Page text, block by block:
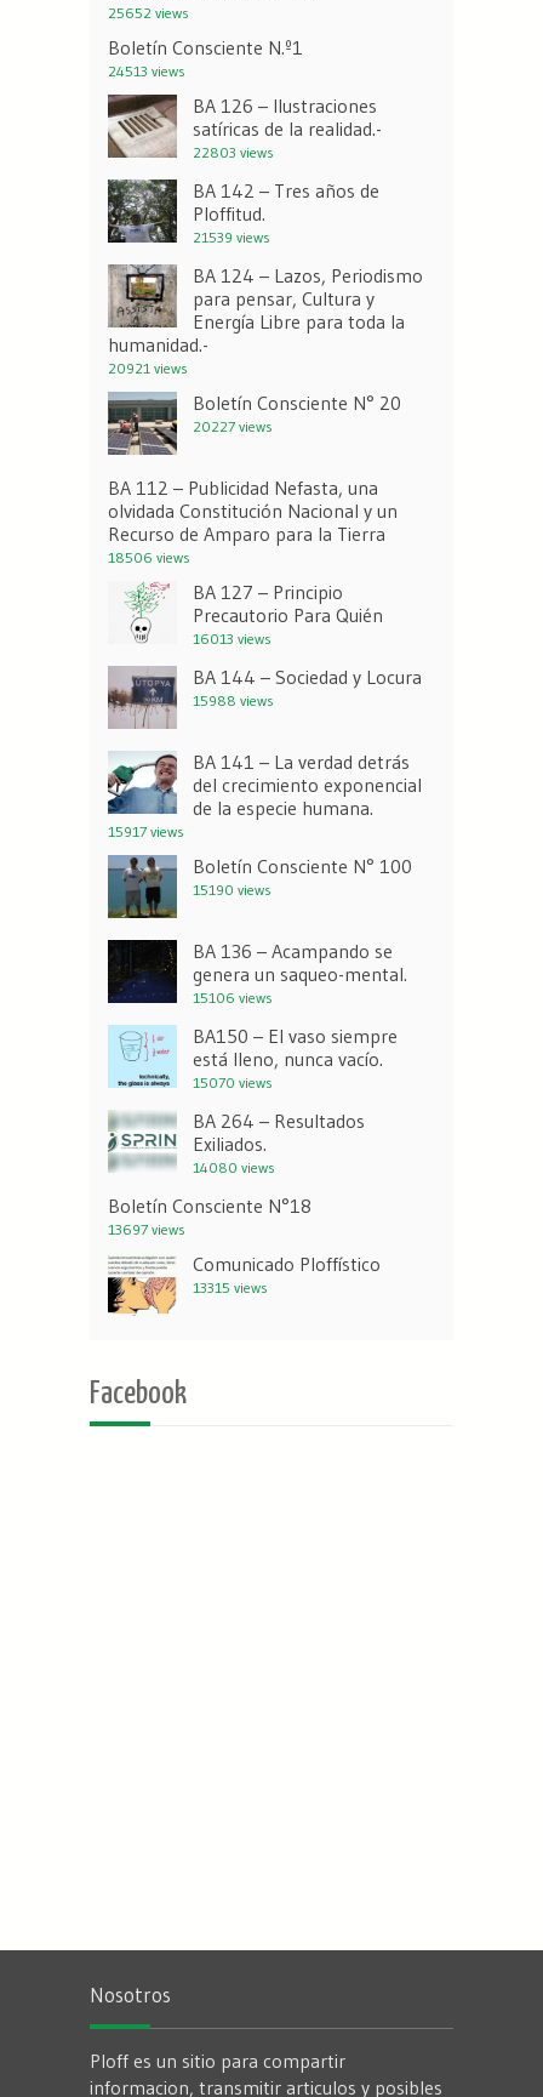
25652 views
Boletín Consciente N.º1
24513 views
BA 126 – Ilustraciones
satíricas de la realidad.-
22803 views
BA 142 – Tres años de
Ploffitud.
21539 views
BA 124 – Lazos, Periodismo
para pensar, Cultura y
Energía Libre para toda la
humanidad.-
20921 views
Boletín Consciente N° 20
20227 views
BA 112 – Publicidad Nefasta, una
olvidada Constitución Nacional y un
Recurso de Amparo para la Tierra
18506 views
BA 127 – Principio
Precautorio Para Quién
16013 views
BA 144 – Sociedad y Locura
15988 views
BA 141 – La verdad detrás
del crecimiento exponencial
de la especie humana.
15917 views
Boletín Consciente N° 100
15190 views
BA 136 – Acampando se
genera un saqueo-mental.
15106 views
BA150 – El vaso siempre
está lleno, nunca vacío.
15070 views
BA 264 – Resultados
Exiliados.
14080 views
Boletín Consciente N°18
13697 views
Comunicado Ploffístico
13315 views
Facebook
Nosotros
Ploff es un sitio para compartir
informacion, transmitir articulos y posibles